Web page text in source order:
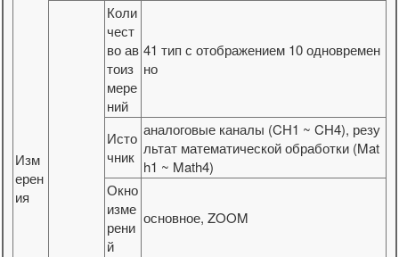
Изм
ерен
ия
Коли
чест
во ав
тоиз
мере
ний
41 тип с отображением 10 одновремен
но
Исто
чник
аналоговые каналы (CH1 ~ CH4), резу
льтат математической обработки (Mat
h1 ~ Math4)
Окно
изме
рени
й
основное, ZOOM